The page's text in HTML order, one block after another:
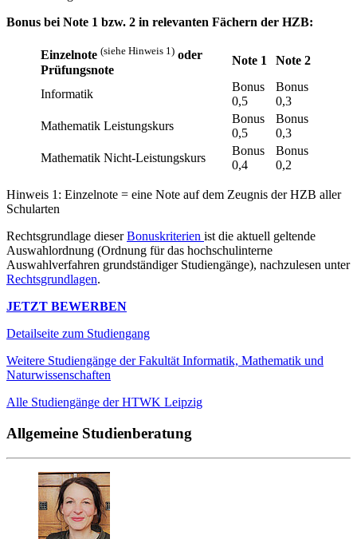
Bonus bei Note 1 bzw. 2 in relevanten Fächern der HZB:
Einzelnote (siehe Hinweis 1) oder
Prüfungsnote
Note 1 Note 2
Informatik
Bonus
0,5
Bonus
0,3
Mathematik Leistungskurs
Bonus
0,5
Bonus
0,3
Mathematik Nicht-Leistungskurs
Bonus
0,4
Bonus
0,2
Hinweis 1: Einzelnote = eine Note auf dem Zeugnis der HZB aller
Schularten
Rechtsgrundlage dieserBonuskriterien ist die aktuell geltende
Auswahlordnung (Ordnung für das hochschulinterne
Auswahlverfahren grundständiger Studiengänge), nachzulesen unter
Rechtsgrundlagen.
JETZT BEWERBEN
Detailseite zum Studiengang
Weitere Studiengänge der Fakultät Informatik, Mathematik und
Naturwissenschaften
Alle Studiengänge der HTWK Leipzig
Allgemeine Studienberatung